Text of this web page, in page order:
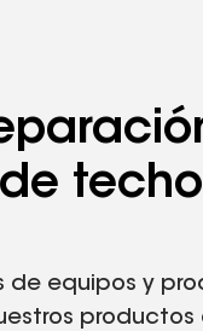
de equipos y